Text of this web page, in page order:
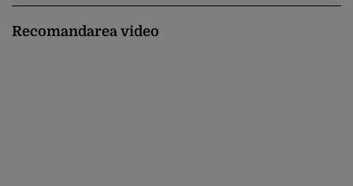
Recomandarea video